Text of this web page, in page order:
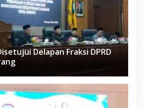
Delapan Fraksi DPRD